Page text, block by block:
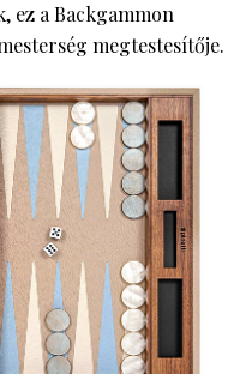
ez a Backgammon
megtestesítője.